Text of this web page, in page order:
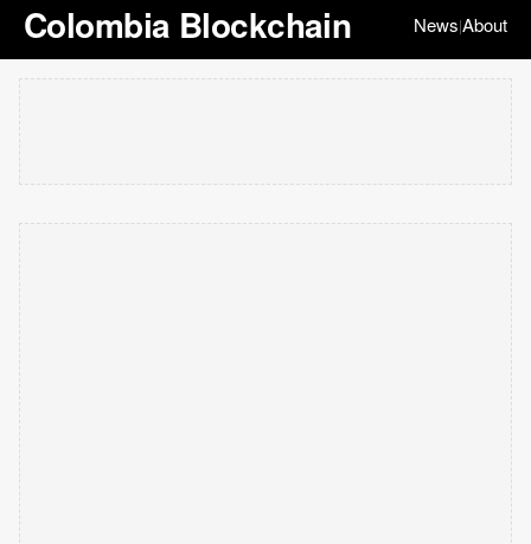
Colombia Blockchain News|About